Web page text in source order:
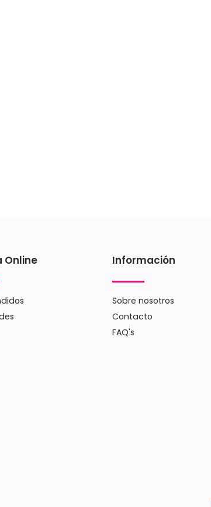
Online Información
Sobre nosotros
Contacto
FAQ's